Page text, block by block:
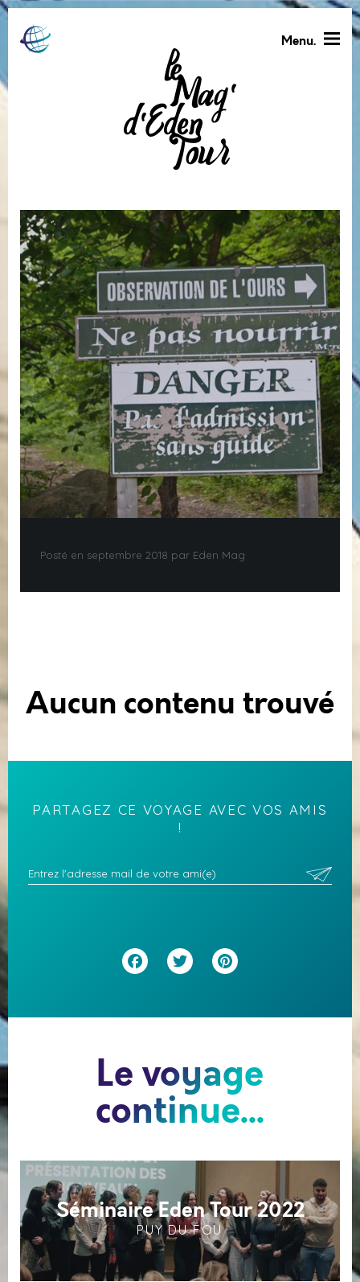
Menu.
Posté en septembre 2018 par Eden Mag
Aucun contenu trouvé
PARTAGEZ CE VOYAGE AVEC VOS AMIS
!
Facebook
Twitter
Le voyage
continue...
Séminaire Eden Tour 2022
PUY DU FOU